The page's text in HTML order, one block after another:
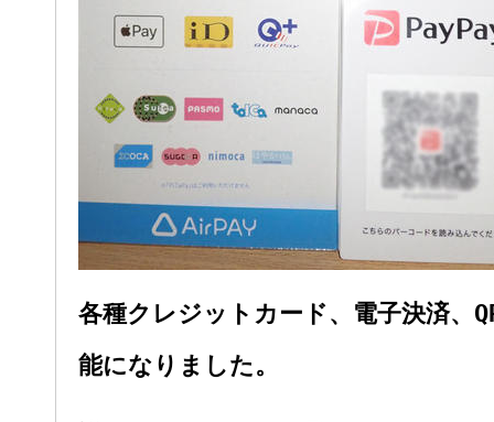
各種クレジットカード、電子決済、
能になりました。